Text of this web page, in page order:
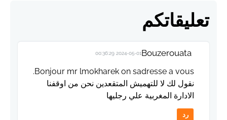
تعليقاتكم
Bouzerouata
2024-05-01 00:36:29
Bonjour mr lmokharek on sadresse a vous.
نقول لك لا للتهميش المتقعدين نحن من اوقفنا
الادارة المغربية علي رجليها
رد